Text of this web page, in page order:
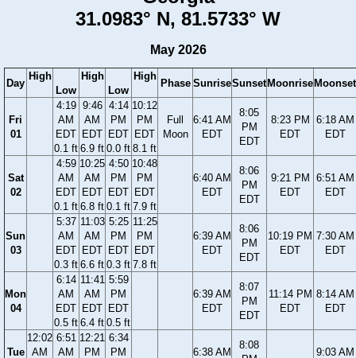
31.0983° N, 81.5733° W
May 2026
Day
High
Low
High
Low
High
Phase SunriseSunset Moonrise Moonset
Fri
01
4:19
AM
EDT
0.1 ft
9:46
AM
EDT
6.9 ft
4:14
PM
EDT
0.0 ft
10:12
PM
EDT
8.1 ft
Full
Moon
6:41 AM
EDT
8:05
PM
EDT
8:23 PM
EDT
6:18 AM
EDT
Sat
02
4:59
AM
EDT
0.1 ft
10:25
AM
EDT
6.8 ft
4:50
PM
EDT
0.1 ft
10:48
PM
EDT
7.9 ft
6:40 AM
EDT
8:06
PM
EDT
9:21 PM
EDT
6:51 AM
EDT
Sun
03
5:37
AM
EDT
0.3 ft
11:03
AM
EDT
6.6 ft
5:25
PM
EDT
0.3 ft
11:25
PM
EDT
7.8 ft
6:39 AM
EDT
8:06
PM
EDT
10:19 PM
EDT
7:30 AM
EDT
Mon
04
6:14
AM
EDT
0.5 ft
11:41
AM
EDT
6.4 ft
5:59
PM
EDT
0.5 ft
6:39 AM
EDT
8:07
PM
EDT
11:14 PM
EDT
8:14 AM
EDT
Tue
12:02
AM
6:51
AM
12:21
PM
6:34
PM
6:38 AM
8:08
9:03 AM